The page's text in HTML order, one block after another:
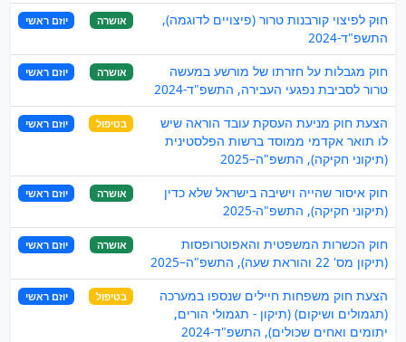
חוק לפיצוי קורבנות טרור (פיצויים לדוגמה),
התשפ"ד-2024
אושרה יוזם ראשי
חוק מגבלות על חזרתו של מורשע במעשה
טרור לסביבת נפגעי העבירה, התשפ"ד-2024
אושרה יוזם ראשי
הצעת חוק מניעת העסקת עובד הוראה שיש
לו תואר אקדמי ממוסד ברשות הפלסטינית
(תיקוני חקיקה), התשפ"ה–2025
בטיפול יוזם ראשי
חוק איסור שהייה וישיבה בישראל שלא כדין
(תיקוני חקיקה), התשפ"ה-2025
אושרה יוזם ראשי
חוק הכשרות המשפטית והאפוטרופסות
(תיקון מס' 22 והוראת שעה), התשפ"ה–2025
אושרה יוזם ראשי
הצעת חוק משפחות חיילים שנספו במערכה
(תגמולים ושיקום) (תיקון - תגמולי הורים,
יתומים ואחים שכולים), התשפ"ד-2024
בטיפול יוזם ראשי